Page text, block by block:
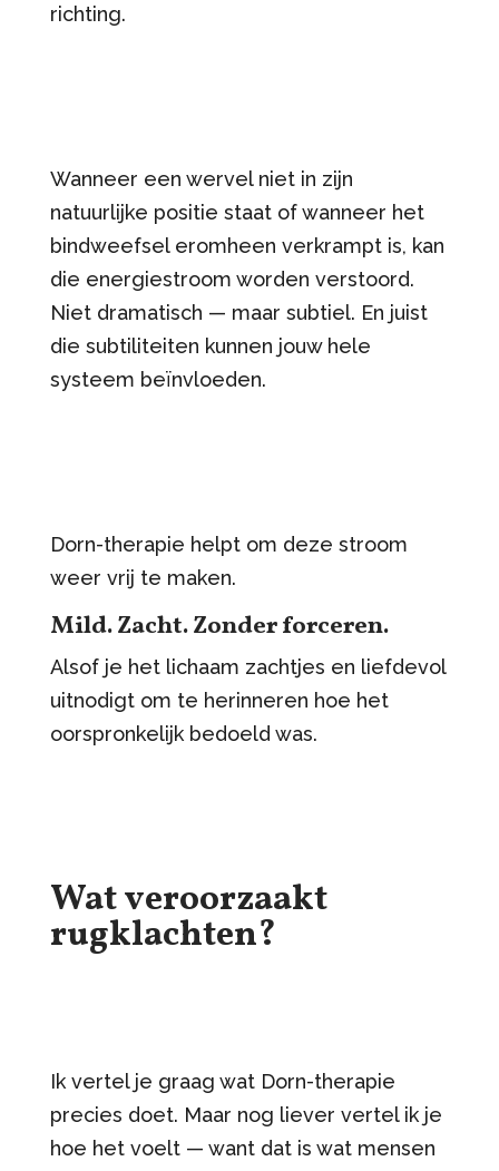
richting.
Wanneer een wervel niet in zijn
natuurlijke positie staat of wanneer het
bindweefsel eromheen verkrampt is, kan
die energiestroom worden verstoord.
Niet dramatisch — maar subtiel. En juist
die subtiliteiten kunnen jouw hele
systeem beïnvloeden.
Dorn-therapie helpt om deze stroom
weer vrij te maken.
Mild. Zacht. Zonder forceren.
Alsof je het lichaam zachtjes en liefdevol
uitnodigt om te herinneren hoe het
oorspronkelijk bedoeld was.
Wat veroorzaakt
rugklachten?
Ik vertel je graag wat Dorn-therapie
precies doet. Maar nog liever vertel ik je
hoe het voelt — want dat is wat mensen